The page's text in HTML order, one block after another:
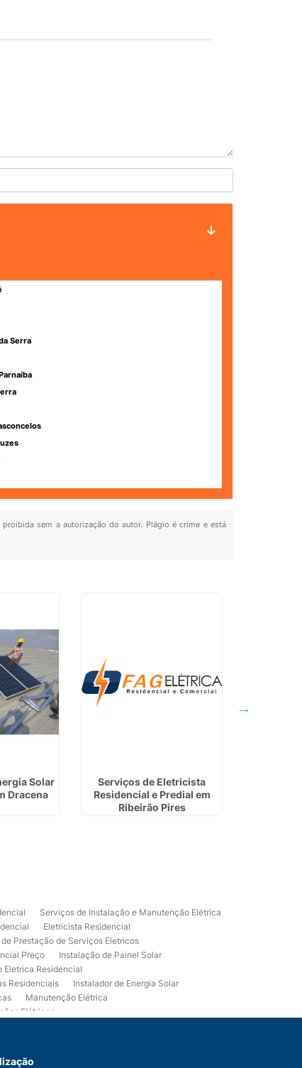
Serra
sem a autorização do autor. Plágio é crime e está
Solar
Dracena
Serviços de Eletricista
Residencial e Predial em
Ribeirão Pires
Serviços de Instalação e Manutenção Elétrica
Eletricista Residencial
de Prestação de Serviços Eletricos
Preço
Instalação de Painel Solar
Eletrica Residencial
Residenciais
Instalador de Energia Solar
Manutenção Elétrica
Elétricas